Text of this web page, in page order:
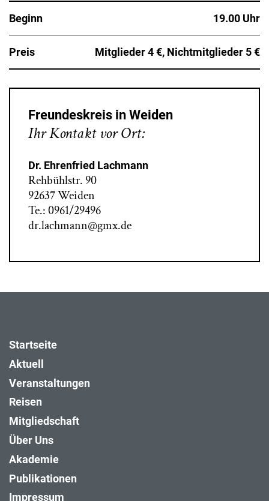
Beginn 19.00 Uhr
Preis Mitglieder 4 €, Nichtmitglieder 5 €
Freundeskreis in Weiden
Ihr Kontakt vor Ort:
Dr. Ehrenfried Lachmann
Rehbühlstr. 90
92637 Weiden
Te.: 0961/29496
dr.lachmann@gmx.de
Startseite
Aktuell
Veranstaltungen
Reisen
Mitgliedschaft
Über Uns
Akademie
Publikationen
Impressum